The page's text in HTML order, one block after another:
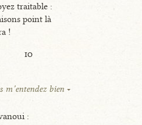
traitable :
point là
!
io
m’entendez bien
: